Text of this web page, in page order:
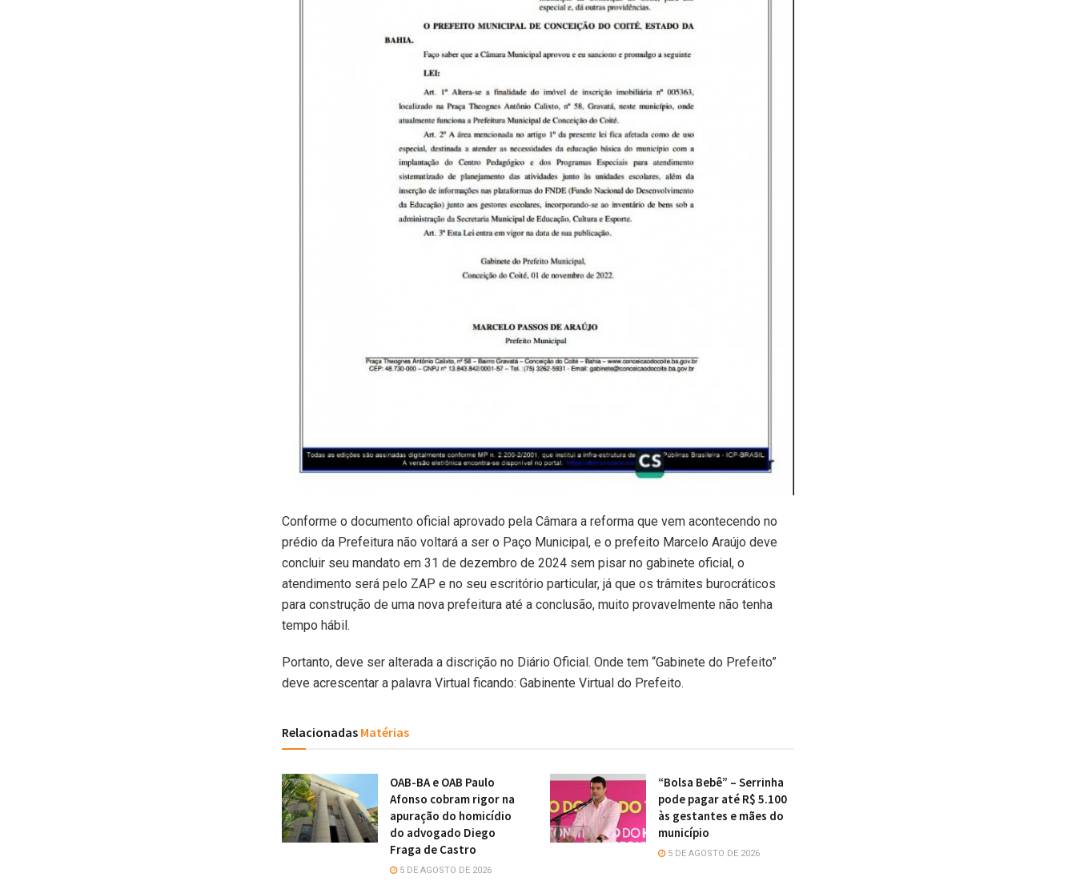
Conforme o documento oficial aprovado pela Câmara a reforma que vem acontecendo no
prédio da Prefeitura não voltará a ser o Paço Municipal, e o prefeito Marcelo Araújo deve
concluir seu mandato em 31 de dezembro de 2024 sem pisar no gabinete oficial, o
atendimento será pelo ZAP e no seu escritório particular, já que os trâmites burocráticos
para construção de uma nova prefeitura até a conclusão, muito provavelmente não tenha
tempo hábil.
Portanto, deve ser alterada a discrição no Diário Oficial. Onde tem “Gabinete do Prefeito”
deve acrescentar a palavra Virtual ficando: Gabinente Virtual do Prefeito.
Relacionadas Matérias
OAB-BA e OAB Paulo
Afonso cobram rigor na
apuração do homicídio
do advogado Diego
Fraga de Castro
5 DE AGOSTO DE 2026
“Bolsa Bebê” – Serrinha
pode pagar até R$ 5.100
às gestantes e mães do
município
5 DE AGOSTO DE 2026